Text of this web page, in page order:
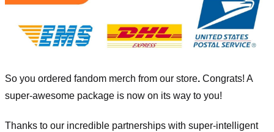
So you ordered fandom merch from our store. Congrats! A
super-awesome package is now on its way to you!
Thanks to our incredible partnerships with super-intelligent